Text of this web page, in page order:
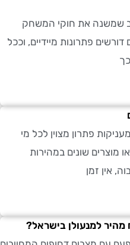
את חוקי המשחק
פתרונות מיידיים, וככל
פתרון מצוין לכל מי
שונים במהירות
זמן
בישראל?